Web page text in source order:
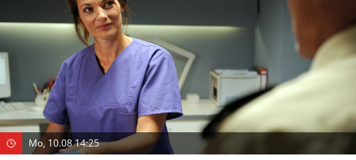
Mo, 10.08 14:25